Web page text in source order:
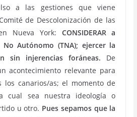
a las gestiones que viene
de Descolonización de las
Nueva York: CONSIDERAR a
Autónomo (TNA); ejercer la
sin injerencias foráneas. De
acontecimiento relevante para
los canarios/as; el momento de
cual sea nuestra ideología o
u otro. Pues sepamos que la